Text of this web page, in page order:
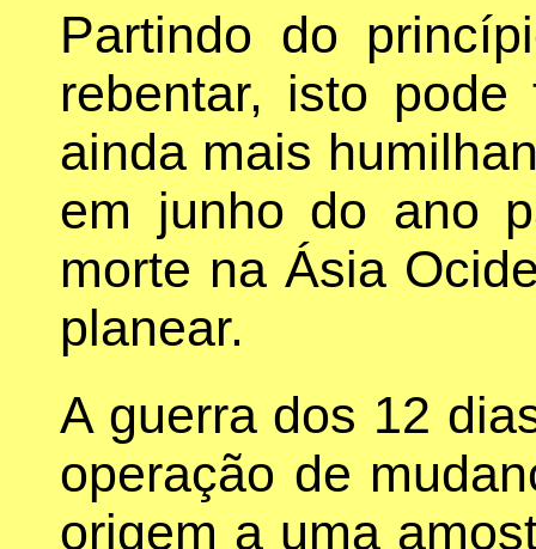
Partindo do
rebentar, isto pode
ainda mais
em junho do ano
morte na Ásia
planear.
A guerra dos 12
operação de
origem a uma